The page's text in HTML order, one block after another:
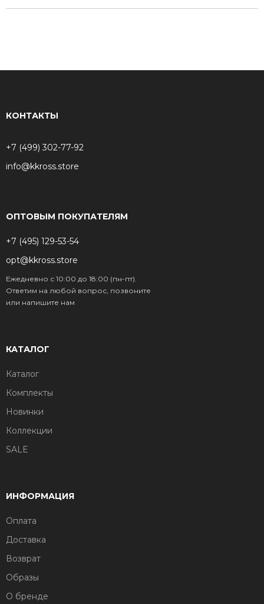
КОНТАКТЫ
+7 (499) 302-77-92
info@kkross.store
ОПТОВЫМ ПОКУПАТЕЛЯМ
+7 (495) 129-53-54
opt@kkross.store
Ежедневно с 10:00 до 18:00 (пн-пт).
Ответим на любой вопрос, позвоните
или напишите нам
КАТАЛОГ
Каталог
Комплекты
Новинки
Коллекции
SALE
ИНФОРМАЦИЯ
Оплата
Доставка
Возврат
Образы
О бренде